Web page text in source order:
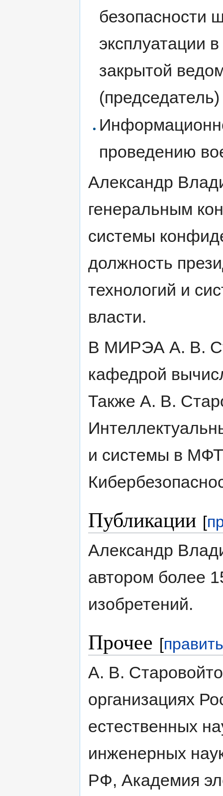
безопасности
эксплуатации
закрытой
(председатель)
проведению
Александр
генеральным
системы
должность
технологий и
власти.
В МИРЭА А. В.
кафедрой
Также А. В.
и системы в
Публикации [
Александр
автором более
изобретений.
Прочее [править
А. В.
организациях
естественных
инженерных
РФ, Академия